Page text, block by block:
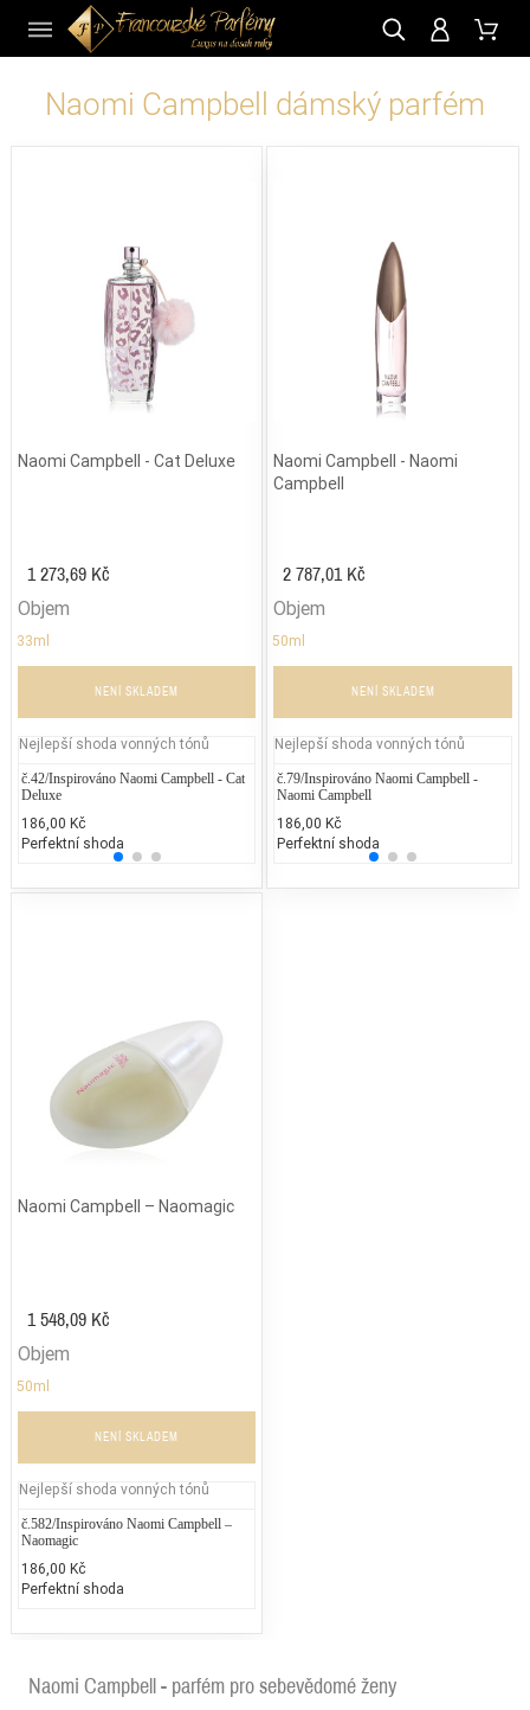
Naomi Campbell dámský parfém
Naomi Campbell - Cat Deluxe
1 273,69 Kč
Objem
33ml
NENÍ SKLADEM
Nejlepší shoda vonných tónů
č.42/Inspirováno Naomi Campbell - Cat
Deluxe
186,00 Kč
Perfektní shoda
Lancôme Trésor Midnight Rose
2.900,00 Kč
25% běžných vonných tónů
Naomi Campbell - Naomi
Campbell
2 787,01 Kč
Objem
50ml
NENÍ SKLADEM
Nejlepší shoda vonných tónů
č.79/Inspirováno Naomi Campbell -
Naomi Campbell
186,00 Kč
Perfektní shoda
Naomi Campbell – Naomagic
1 548,09 Kč
Objem
50ml
NENÍ SKLADEM
Nejlepší shoda vonných tónů
č.582/Inspirováno Naomi Campbell –
Naomagic
186,00 Kč
Perfektní shoda
Naomi Campbell - parfém pro sebevědomé ženy
CZ